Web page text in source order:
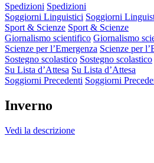
Spedizioni Spedizioni
Soggiorni Linguistici Soggiorni
Sport & Scienze Sport & Scienze
Giornalismo scientifico Giornalismo
Scienze per l’Emergenza Scienze per
Sostegno scolastico Sostegno scolastico
Su Lista d’Attesa Su Lista d’Attesa
Soggiorni Precedenti Soggiorni
Inverno
Vedi la descrizione